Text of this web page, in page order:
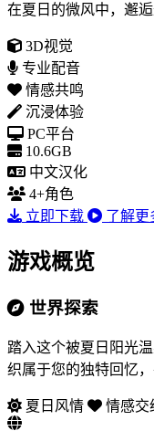
在夏日的微风中，邂
3D视觉
专业配音
情感共鸣
沉浸体验
PC平台
10.6GB
中文汉化
4+角色
立即下载
了解更
游戏概览
世界探索
踏入这个被夏日阳光
织属于您的独特回忆
夏日风情 情感交